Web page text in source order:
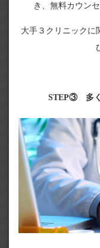
き、無料カウン
大手３クリニックに
STEP③ 多く